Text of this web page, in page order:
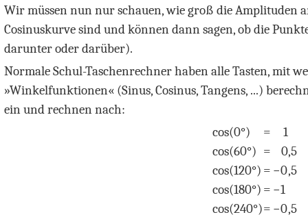
Wir müssen nun nur schauen, wie groß die Amplituden
Cosinuskurve sind und können dann sagen, ob die
darunter oder darüber).
Normale Schul-Taschenrechner haben alle Tasten, mit
»Winkelfunktionen« (Sinus, Cosinus, Tangens, ...)
ein und rechnen nach:
cos(0°) =
1
cos(60°) = 0,5
cos(120°) = −0,5
cos(180°) = −1
cos(240°)= −0,5